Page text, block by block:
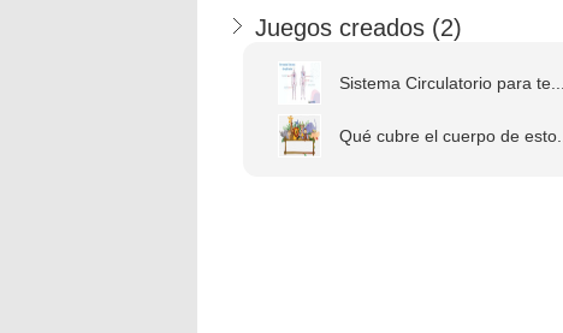
Juegos creados (2)
Sistema Circulatorio para te...
Qué cubre el cuerpo de esto...